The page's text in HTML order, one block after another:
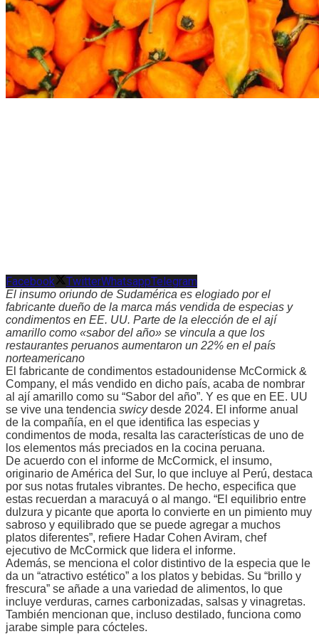
Facebook TwitterWhatsappTelegram
El insumo oriundo de Sudamérica es elogiado por el
fabricante dueño de la marca más vendida de especias y
condimentos en EE. UU. Parte de la elección de el ají
amarillo como «sabor del año» se vincula a que los
restaurantes peruanos aumentaron un 22% en el país
norteamericano
El fabricante de condimentos estadounidense McCormick &
Company, el más vendido en dicho país, acaba de nombrar
al ají amarillo como su “Sabor del año”. Y es que en EE. UU
se vive una tendencia swicydesde 2024. El informe anual
de la compañía, en el que identifica las especias y
condimentos de moda, resalta las características de uno de
los elementos más preciados en la cocina peruana.
De acuerdo con el informe de McCormick, el insumo,
originario de América del Sur, lo que incluye al Perú, destaca
por sus notas frutales vibrantes. De hecho, especifica que
estas recuerdan a maracuyá o al mango. “El equilibrio entre
dulzura y picante que aporta lo convierte en un pimiento muy
sabroso y equilibrado que se puede agregar a muchos
platos diferentes”, refiere Hadar Cohen Aviram, chef
ejecutivo de McCormick que lidera el informe.
Además, se menciona el color distintivo de la especia que le
da un “atractivo estético” a los platos y bebidas. Su “brillo y
frescura” se añade a una variedad de alimentos, lo que
incluye verduras, carnes carbonizadas, salsas y vinagretas.
También mencionan que, incluso destilado, funciona como
jarabe simple para cócteles.